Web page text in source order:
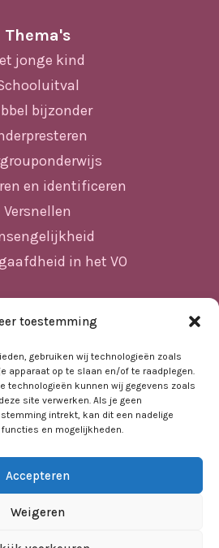
toestemming
gebruiken wij technologieën zoals
apparaat op te slaan en/of te raadplegen.
technologieën kunnen wij gegevens zoals
site verwerken. Als je geen
intrekt, kan dit een nadelige
en mogelijkheden.
Accepteren
Weigeren
Thema's
jonge kind
bijzonder
en identificeren
Versnellen
in het VO
Home
Nieuws
Agenda
kaart
Over ons
Contact